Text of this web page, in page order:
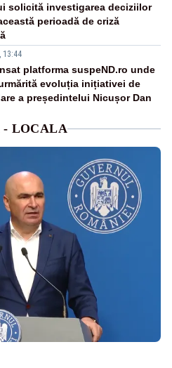
solicită investigarea deciziilor
perioadă de criză
13:44
platforma suspeND.ro unde
evoluția inițiativei de
a președintelui Nicușor Dan
- LOCALA